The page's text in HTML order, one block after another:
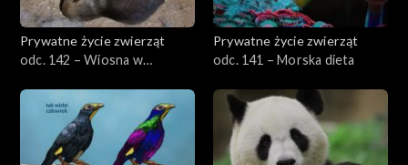
Prywatne życie zwierząt
odc. 142 – Wiosna w
Prywatne życie zwierząt
odc. 141 – Morska dieta